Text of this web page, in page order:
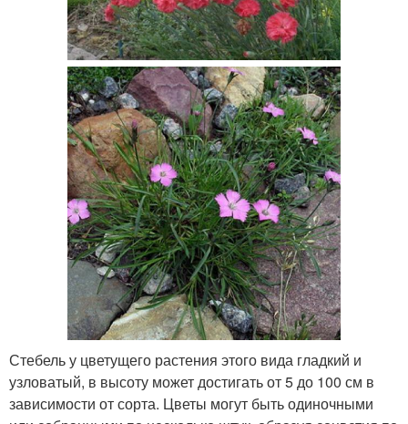
Стебель у цветущего растения этого вида гладкий и
узловатый, в высоту может достигать от 5 до 100 см в
зависимости от сорта. Цветы могут быть одиночными